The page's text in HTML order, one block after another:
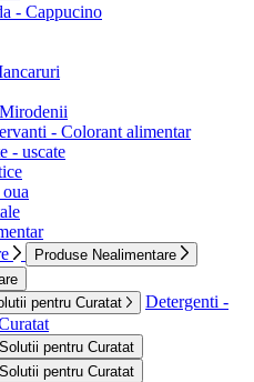
- Cappucino
- Colorant alimentar
- uscate
Produse Nealimentare
pentru Curatat
Detergenti -
pentru Curatat
pentru Curatat